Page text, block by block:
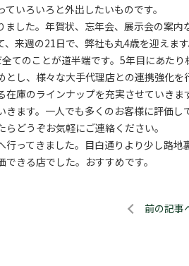
いろいろと外出したいものです。
ました。年賀状、忘年会、展示会の案
、来週の21日で、弊社も丸4歳を迎えま
てのことが道半端です。5年目にあた
とし、様々な大手代理店との連携強化
在庫のラインナップを充実させていき
きます。一人でも多くのお客様に評価
どうぞお気軽にご連絡ください。
行ってきました。目白通りより少し路
きる店でした。おすすめです。
前の記事